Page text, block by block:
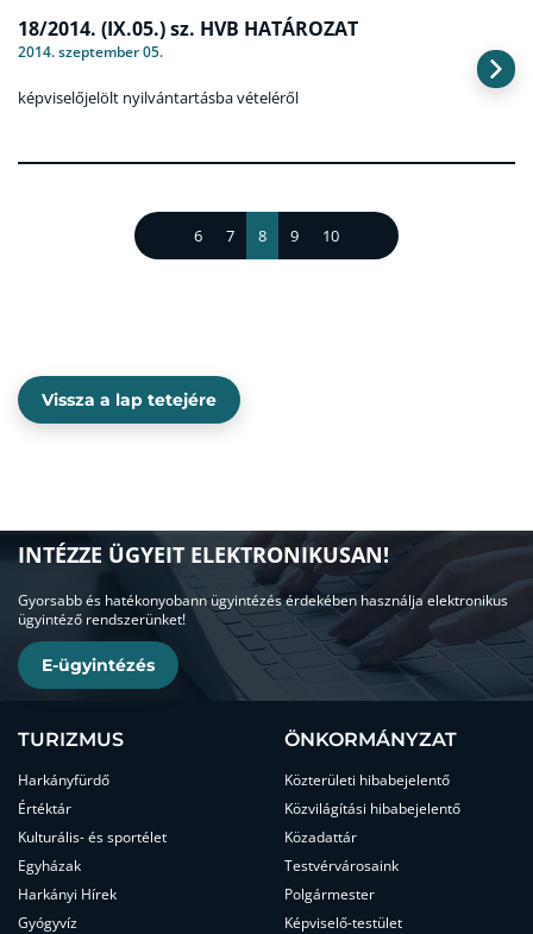
18/2014. (IX.05.) sz. HVB HATÁROZAT
2014. szeptember 05.
képviselőjelölt nyilvántartásba vételéről
6 7 8 9 10
Vissza a lap tetejére
INTÉZZE ÜGYEIT ELEKTRONIKUSAN!
Gyorsabb és hatékonyobann ügyintézés érdekében használja elektronikus
ügyintéző rendszerünket!
E-ügyintézés
TURIZMUS
Harkányfürdő
Értéktár
Kulturális- és sportélet
Egyházak
Harkányi Hírek
Gyógyvíz
ÖNKORMÁNYZAT
Közterületi hibabejelentő
Közvilágítási hibabejelentő
Közadattár
Testvérvárosaink
Polgármester
Képviselő-testület